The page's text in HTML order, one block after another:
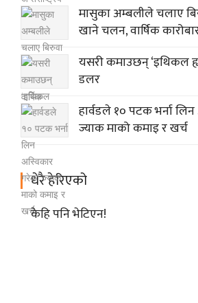
मासुका अम्बलीले चलाए
खाने चलन, वार्षिक
यसरी कमाउछन् ‘इथिकल
डलर
हार्वडले १० पटक भर्ना
ज्याक माको कमाइ र खर्च
धेरै हेरिएको
केहि पनि भेटिएन!